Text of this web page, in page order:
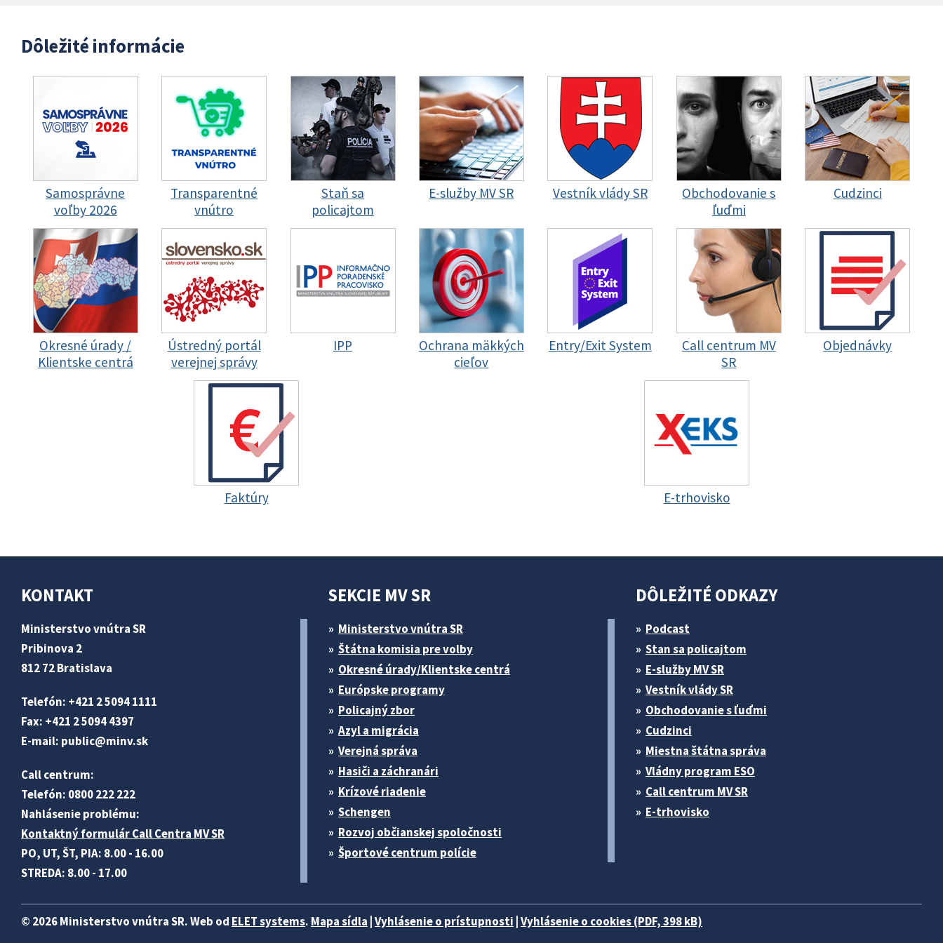
Dôležité informácie
Samosprávne
voľby 2026
Transparentné
vnútro
Staň sa
policajtom
E-služby MV SR Vestník vlády SR
Obchodovanie s
ľuďmi
Cudzinci
Okresné úrady /
Klientske centrá
Ústredný portál
verejnej správy
IPP
Ochrana mäkkých
cieľov
Entry/Exit System
Call centrum MV
SR
Objednávky
Faktúry E-trhovisko
KONTAKT
Ministerstvo vnútra SR
Pribinova 2
812 72 Bratislava
Telefón: +421 2 5094 1111
Fax: +421 2 5094 4397
E-mail: public@minv.sk
Call centrum:
Telefón: 0800 222 222
Nahlásenie problému:
Kontaktný formulár Call Centra MV SR
PO, UT, ŠT, PIA: 8.00 - 16.00
STREDA: 8.00 - 17.00
SEKCIE MV SR
Ministerstvo vnútra SR
Štátna komisia pre volby
Okresné úrady/Klientske centrá
Európske programy
Policajný zbor
Azyl a migrácia
Verejná správa
Hasiči a záchranári
Krízové riadenie
Schengen
Rozvoj občianskej spoločnosti
Športové centrum polície
DÔLEŽITÉ ODKAZY
Podcast
Stan sa policajtom
E-služby MV SR
Vestník vlády SR
Obchodovanie s ľuďmi
Cudzinci
Miestna štátna správa
Vládny program ESO
Call centrum MV SR
E-trhovisko
© 2026 Ministerstvo vnútra SR. Web od ELET systems. Mapa sídla Vyhlásenie o prístupnosti Vyhlásenie o cookies (PDF, 398 kB)